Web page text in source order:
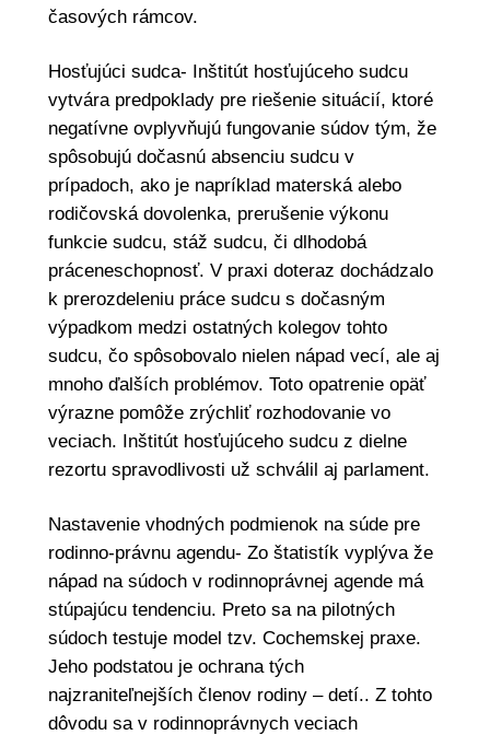
časových rámcov.
Hosťujúci sudca- Inštitút hosťujúceho sudcu
vytvára predpoklady pre riešenie situácií, ktoré
negatívne ovplyvňujú fungovanie súdov tým, že
spôsobujú dočasnú absenciu sudcu v
prípadoch, ako je napríklad materská alebo
rodičovská dovolenka, prerušenie výkonu
funkcie sudcu, stáž sudcu, či dlhodobá
práceneschopnosť. V praxi doteraz dochádzalo
k prerozdeleniu práce sudcu s dočasným
výpadkom medzi ostatných kolegov tohto
sudcu, čo spôsobovalo nielen nápad vecí, ale aj
mnoho ďalších problémov. Toto opatrenie opäť
výrazne pomôže zrýchliť rozhodovanie vo
veciach. Inštitút hosťujúceho sudcu z dielne
rezortu spravodlivosti už schválil aj parlament.
Nastavenie vhodných podmienok na súde pre
rodinno-právnu agendu- Zo štatistík vyplýva že
nápad na súdoch v rodinnoprávnej agende má
stúpajúcu tendenciu. Preto sa na pilotných
súdoch testuje model tzv. Cochemskej praxe.
Jeho podstatou je ochrana tých
najzraniteľnejších členov rodiny – detí.. Z tohto
dôvodu sa v rodinnoprávnych veciach